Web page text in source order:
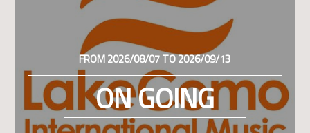
FROM 2026/08/07 TO 2026/09/13
ON GOING